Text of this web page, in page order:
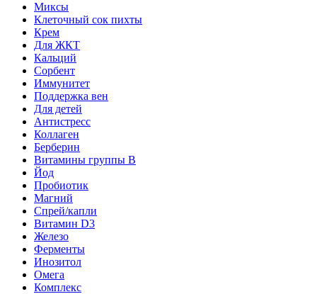
Миксы
Клеточный сок пихты
Крем
Для ЖКТ
Кальций
Сорбент
Иммунитет
Поддержка вен
Для детей
Антистресс
Коллаген
Берберин
Витамины группы B
Йод
Пробиотик
Магний
Спрей/капли
Витамин D3
Железо
Ферменты
Инозитол
Омега
Комплекс